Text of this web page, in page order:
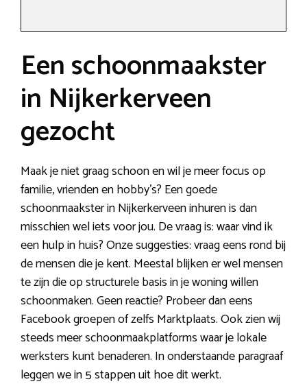
Een schoonmaakster
in Nijkerkerveen
gezocht
Maak je niet graag schoon en wil je meer focus op
familie, vrienden en hobby’s? Een goede
schoonmaakster in Nijkerkerveen inhuren is dan
misschien wel iets voor jou. De vraag is: waar vind ik
een hulp in huis? Onze suggesties: vraag eens rond bij
de mensen die je kent. Meestal blijken er wel mensen
te zijn die op structurele basis in je woning willen
schoonmaken. Geen reactie? Probeer dan eens
Facebook groepen of zelfs Marktplaats. Ook zien wij
steeds meer schoonmaakplatforms waar je lokale
werksters kunt benaderen. In onderstaande paragraaf
leggen we in 5 stappen uit hoe dit werkt.